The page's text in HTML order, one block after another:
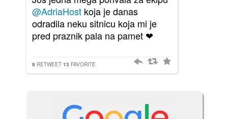
@AdriaHost koja je danas
odradila neku sitnicu koja mi je
pred praznik pala na pamet ❤
9 RETWEET13 FAVORITE